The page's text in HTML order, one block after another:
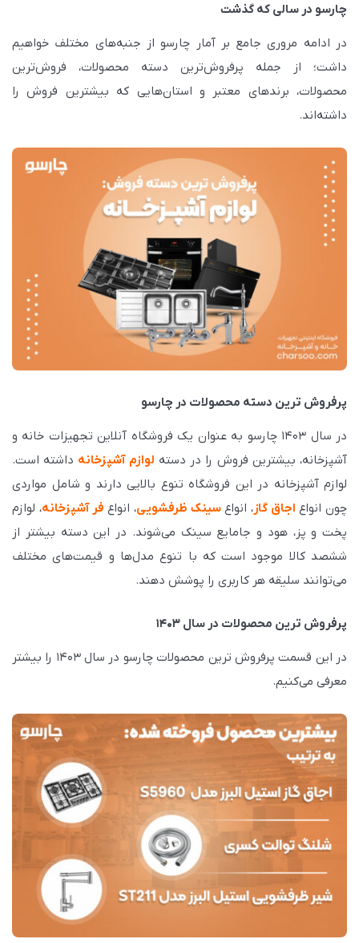
چارسو در سالی که گذشت
در ادامه مروری جامع بر آمار چارسو از جنبه‌های مختلف خواهیم
داشت؛ از جمله پرفروش‌ترین دسته محصولات، فروش‌ترین
محصولات، برندهای معتبر و استان‌هایی که بیشترین فروش را
داشته‌اند.
پرفروش ترین دسته محصولات در چارسو
در سال ۱۴۰۳ چارسو به عنوان یک فروشگاه آنلاین تجهیزات خانه و
آشپزخانه، بیشترین فروش را در دسته لوازم آشپزخانه داشته است.
لوازم آشپزخانه در این فروشگاه تنوع بالایی دارند و شامل مواردی
چون انواعاجاق گاز، انواعسینک ظرفشویی، انواع فر آشپزخانه، لوازم
پخت و پز، هود و جامایع سینک می‌شوند. در این دسته بیشتر از
ششصد کالا موجود است که با تنوع مدل‌ها و قیمت‌های مختلف
می‌‌توانند سلیقه هر کاربری را پوشش دهند.
پرفروش ترین محصولات در سال ۱۴۰۳
در این قسمت پرفروش ترین محصولات چارسو در سال ۱۴۰۳ را بیشتر
معرفی می‌کنیم.